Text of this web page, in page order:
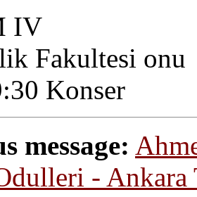
IV
Fakultesi onu
Konser
message:
-